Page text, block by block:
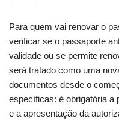
Para quem vai renovar o
verificar se o passaporte
validade ou se permite
será tratado como uma
documentos desde o
específicas: é obrigatória a
e a apresentação da